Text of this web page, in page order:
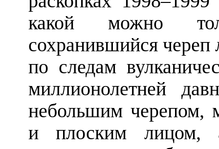
какой можно
сохранившийся
по следам
миллионолетней
небольшим черепом,
и плоским лицом,